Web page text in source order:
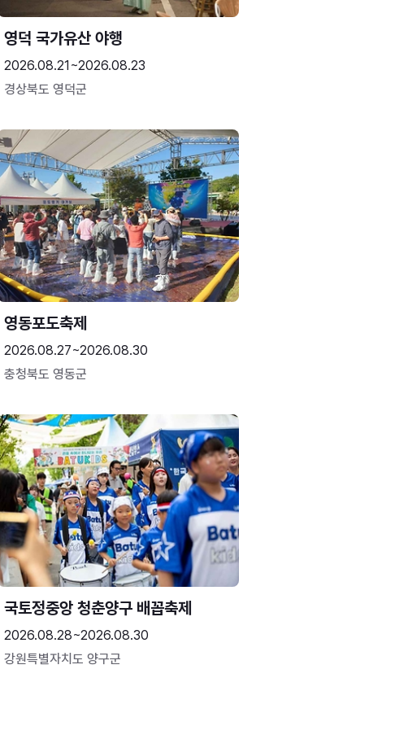
영덕 국가유산 야행
2026.08.21~2026.08.23
경상북도 영덕군
영동포도축제
2026.08.27~2026.08.30
충청북도 영동군
국토정중앙 청춘양구 배꼽축제
2026.08.28~2026.08.30
강원특별자치도 양구군